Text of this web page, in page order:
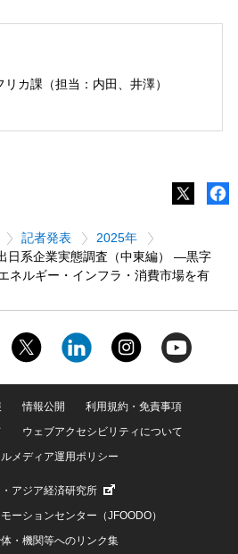
カ課（担当：内田、井澤）
記者発表
2025年
日系企業実態調査（中東編） ―黒字
ネルギー・インフラ・消費市場を有
情報公開
利用規約・免責事項
ウェブアクセシビリティについて
メディア運用ポリシー
アジア経済研究所
ーションセンター（JFOODO）
・機関等へのリンク集